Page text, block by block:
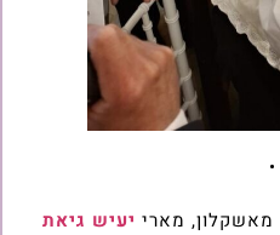
•
יעיש גיאת